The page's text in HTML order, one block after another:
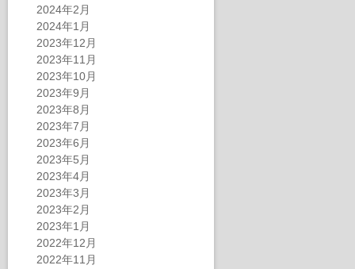
2024年2月
2024年1月
2023年12月
2023年11月
2023年10月
2023年9月
2023年8月
2023年7月
2023年6月
2023年5月
2023年4月
2023年3月
2023年2月
2023年1月
2022年12月
2022年11月